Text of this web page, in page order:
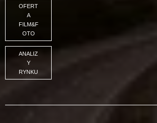
OFERT
A
FILM&F
OTO
ANALIZ
Y
RYNKU